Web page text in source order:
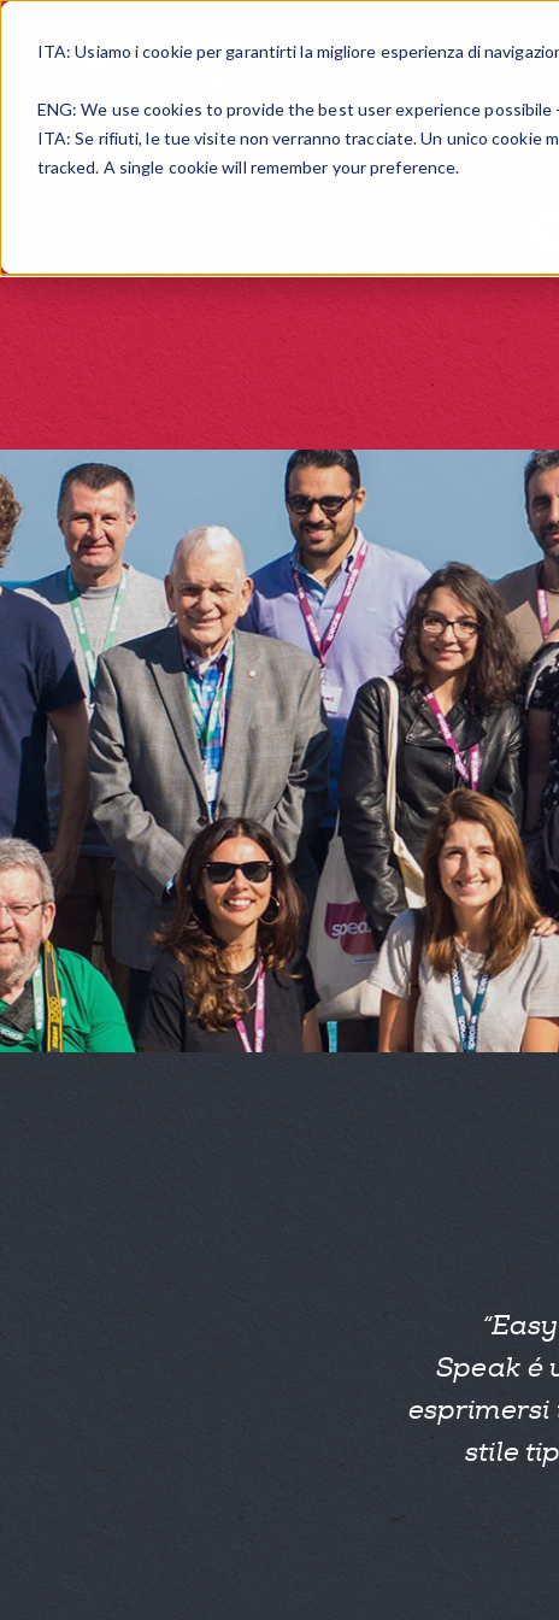
ITA: Usiamo i cookie per garantirti la migliore esperienza di
ENG: We use cookies to provide the best user experience possibile -
ITA: Se rifiuti, le tue visite non verranno tracciate. Un unico cookie
tracked. A single cookie will remember your preference.
Speak é
esprimersi
stile